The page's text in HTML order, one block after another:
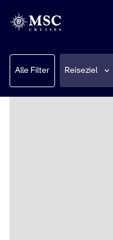
Reiseziel
Alle Filter